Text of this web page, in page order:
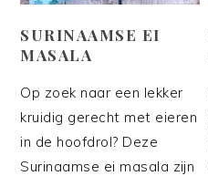
SURINAAMSE EI
MASALA
Op zoek naar een lekker
kruidig gerecht met eieren
in de hoofdrol? Deze
Surinaamse ei masala zijn